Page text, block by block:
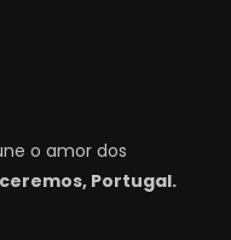
o amor dos
Portugal.